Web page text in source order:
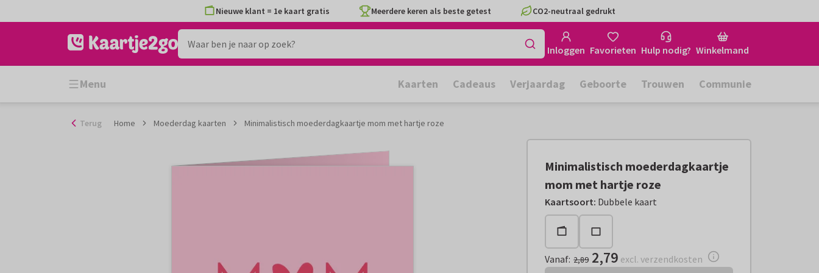
naar
Nieuwe klant = 1e kaart gratis Meerdere keren als beste getest CO2-neutraal gedrukt
Inloggen Favorieten Hulp nodig? Winkelmand
Menu Kaarten Cadeaus Verjaardag Geboorte Trouwen Communie
Terug Home Moederdag kaarten Minimalistisch moederdagkaartje mom met hartje roze
Minimalistisch moederdagkaartje
mom met hartje roze
Kaartsoort: Dubbele kaart
Vanaf:€ 2,79 excl. verzendkosten
Vanaf: 2,89 2,79 excl. verzendkosten